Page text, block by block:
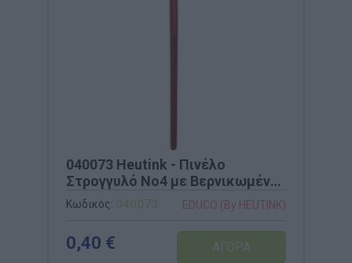
040073 Heutink - Πινέλο
Στρογγυλό Νο4 με Βερνικωμένη
Ξύλινη Λαβή
Κωδικός: 040073 EDUCO (By HEUTINK)
0,40 €